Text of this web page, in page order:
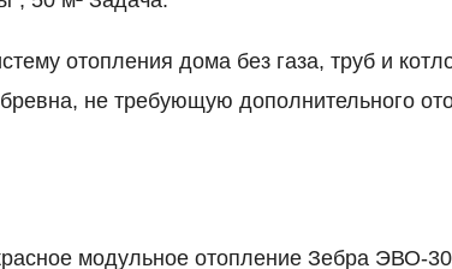
отопления дома без газа, труб и
не требующую дополнительного
модульное отопление Зебра ЭВО-